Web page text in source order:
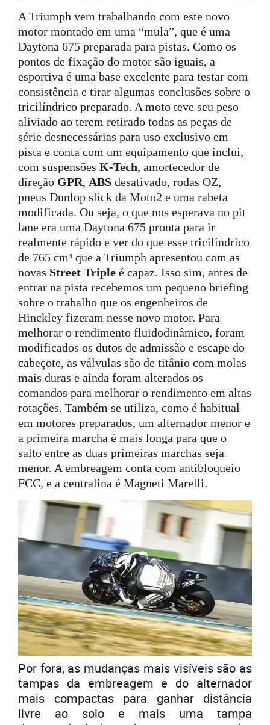
A Triumph vem trabalhando com este novo
motor montado em uma “mula”, que é uma
Daytona 675 preparada para pistas. Como os
pontos de fixação do motor são iguais, a
esportiva é uma base excelente para testar com
consistência e tirar algumas conclusões sobre o
tricilíndrico preparado. A moto teve seu peso
aliviado ao terem retirado todas as peças de
série desnecessárias para uso exclusivo em
pista e conta com um equipamento que inclui,
com suspensões K-Tech, amortecedor de
direção GPR, ABS desativado, rodas OZ,
pneus Dunlop slick da Moto2 e uma rabeta
modificada. Ou seja, o que nos esperava no pit
lane era uma Daytona 675 pronta para ir
realmente rápido e ver do que esse tricilíndrico
de 765 cm³ que a Triumph apresentou com as
novas Street Triple é capaz. Isso sim, antes de
entrar na pista recebemos um pequeno briefing
sobre o trabalho que os engenheiros de
Hinckley fizeram nesse novo motor. Para
melhorar o rendimento fluidodinâmico, foram
modificados os dutos de admissão e escape do
cabeçote, as válvulas são de titânio com molas
mais duras e ainda foram alterados os
comandos para melhorar o rendimento em altas
rotações. Também se utiliza, como é habitual
em motores preparados, um alternador menor e
a primeira marcha é mais longa para que o
salto entre as duas primeiras marchas seja
menor. A embreagem conta com antibloqueio
FCC, e a centralina é Magneti Marelli.
Por fora, as mudanças mais visíveis são as
tampas da embreagem e do alternador
mais compactas para ganhar distância
livre ao solo e mais uma tampa